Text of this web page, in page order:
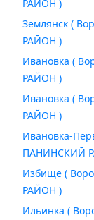
РАЙОН )
Землянск (
РАЙОН )
Ивановка (
РАЙОН )
Ивановка (
РАЙОН )
Ивановка-
ПАНИНСКИЙ
Избище (
РАЙОН )
Ильинка (